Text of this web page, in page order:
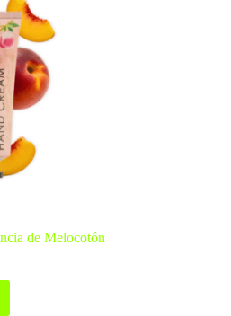
de Melocotón